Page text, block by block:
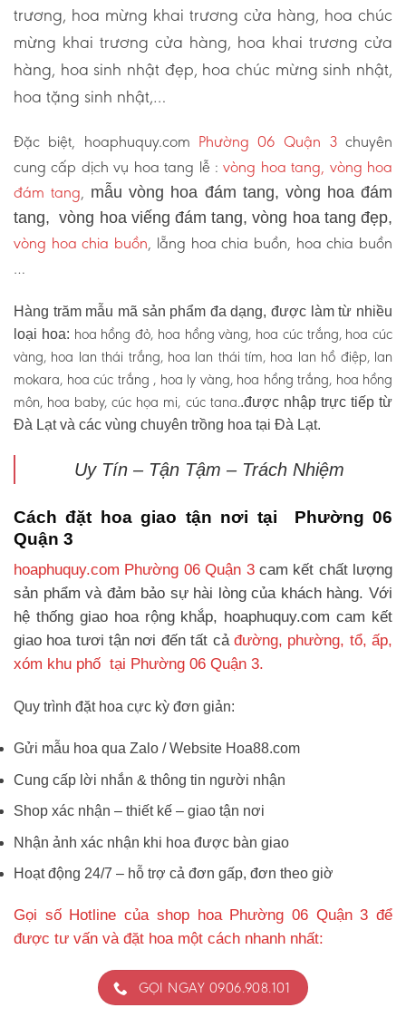
trương, hoa mừng khai trương cửa hàng, hoa chúc
mừng khai trương cửa hàng, hoa khai trương cửa
hàng, hoa sinh nhật đẹp, hoa chúc mừng sinh nhật,
hoa tặng sinh nhật,…
Đặc biệt, hoaphuquy.com Phường 06 Quận 3chuyên
cung cấp dịch vụ hoa tang lễ :vòng hoa tang, vòng hoa
đám tang, mẫu vòng hoa đám tang, vòng hoa đám
tang, vòng hoa viếng đám tang, vòng hoa tang đẹp,
vòng hoa chia buồn, lẵng hoa chia buồn, hoa chia buồn
…
Hàng trăm mẫu mã sản phẩm đa dạng, được làm từ nhiều
loại hoa: hoa hồng đỏ, hoa hồng vàng, hoa cúc trắng, hoa cúc
vàng, hoa lan thái trắng, hoa lan thái tím, hoa lan hồ điệp, lan
mokara, hoa cúc trắng , hoa ly vàng, hoa hồng trắng, hoa hồng
môn, hoa baby, cúc họa mi, cúc tana..được nhập trực tiếp từ
Đà Lạt và các vùng chuyên trồng hoa tại Đà Lạt.
Uy Tín – Tận Tậm – Trách Nhiệm
Cách đặt hoa giao tận nơi tại Phường 06
Quận 3
hoaphuquy.com Phường 06 Quận 3cam kết chất lượng
sản phẩm và đảm bảo sự hài lòng của khách hàng. Với
hệ thống giao hoa rộng khắp, hoaphuquy.com cam kết
giao hoa tươi tận nơi đến tất cả đường, phường, tổ, ấp,
xóm khu phố tại Phường 06 Quận 3.
Quy trình đặt hoa cực kỳ đơn giản:
Gửi mẫu hoa qua Zalo / Website Hoa88.com
Cung cấp lời nhắn & thông tin người nhận
Shop xác nhận – thiết kế – giao tận nơi
Nhận ảnh xác nhận khi hoa được bàn giao
Hoạt động 24/7 – hỗ trợ cả đơn gấp, đơn theo giờ
Gọi số Hotline của shop hoa Phường 06 Quận 3 để
được tư vấn và đặt hoa một cách nhanh nhất:
GỌI NGAY 0906.908.101